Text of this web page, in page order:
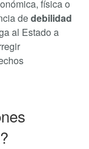
física o
dedebilidad
al Estado a